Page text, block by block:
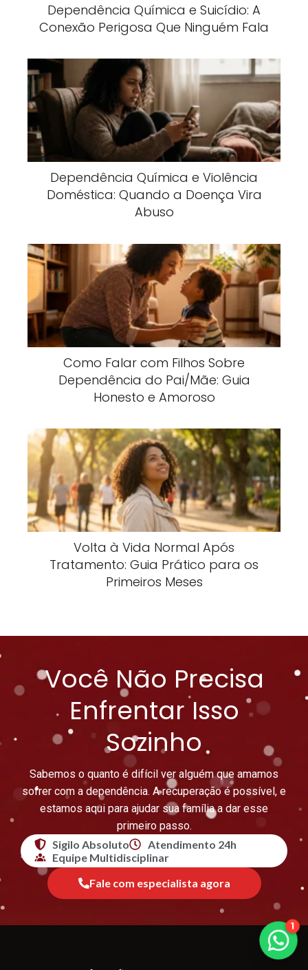
Dependência Química e Suicídio: A
Conexão Perigosa Que Ninguém Fala
Dependência Química e Violência
Doméstica: Quando a Doença Vira
Abuso
Como Falar com Filhos Sobre
Dependência do Pai/Mãe: Guia
Honesto e Amoroso
Volta à Vida Normal Após
Tratamento: Guia Prático para os
Primeiros Meses
Você Não Precisa
Enfrentar Isso
Sozinho
Sabemos o quanto é difícil ver alguém que amamos
sofrer com a dependência. A recuperação é possível, e
estamos aqui para ajudar sua família a dar esse
primeiro passo.
Sigilo Absoluto
Atendimento 24h
Equipe Multidisciplinar
Fale com especialista agora
1